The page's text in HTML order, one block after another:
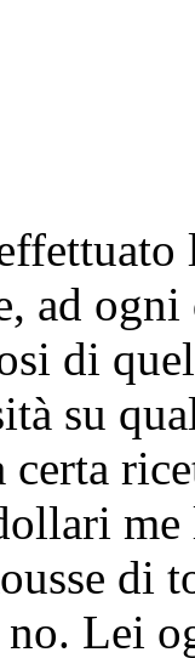
ad ogni
di
su
me
di
Lei